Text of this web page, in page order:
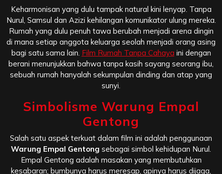
Keharmonisan yang dulu tampak natural kini lenyap. Tanpa
Nurul, Samsul dan Azizi kehilangan komunikator ulung mereka.
Rumah yang dulu penuh tawa berubah menjadi arena dingin
di mana setiap anggota keluarga seolah menjadi orang asing
bagi satu sama lain. Film Rumah Tanpa Cahaya ini dengan
berani menunjukkan bahwa tanpa kasih sayang seorang ibu,
sebuah rumah hanyalah sekumpulan dinding dan atap yang
sunyi.
Simbolisme Warung Empal
Gentong
Salah satu aspek terkuat dalam film ini adalah penggunaan
Warung Empal Gentong sebagai simbol kehidupan Nurul.
Empal Gentong adalah masakan yang membutuhkan
kesabaran; bumbunya harus meresap, apinya harus dijaga,